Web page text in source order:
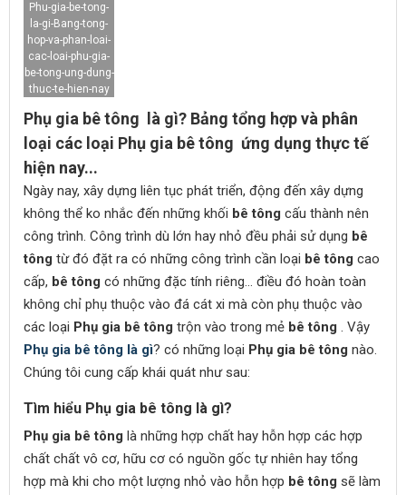
Phu-gia-be-tong-
la-gi-Bang-tong-
hop-va-phan-loai-
cac-loai-phu-gia-
be-tong-ung-dung-
thuc-te-hien-nay
Phụ gia bê tông là gì? Bảng tổng hợp và phân
loại các loại Phụ gia bê tông ứng dụng thực tế
hiện nay...
Ngày nay, xây dựng liên tục phát triển, động đến xây dựng
không thể ko nhắc đến những khối bê tông cấu thành nên
công trình. Công trình dù lớn hay nhỏ đều phải sử dụng bê
tông từ đó đặt ra có những công trình cần loại bê tông cao
cấp, bê tông có những đặc tính riêng... điều đó hoàn toàn
không chỉ phụ thuộc vào đá cát xi mà còn phụ thuộc vào
các loại Phụ gia bê tông trộn vào trong mẻ bê tông . Vậy
Phụ gia bê tông là gì? có những loại Phụ gia bê tông nào.
Chúng tôi cung cấp khái quát như sau:
Tìm hiểu Phụ gia bê tông là gì?
Phụ gia bê tông là những hợp chất hay hỗn hợp các hợp
chất chất vô cơ, hữu cơ có nguồn gốc tự nhiên hay tổng
hợp mà khi cho một lượng nhỏ vào hỗn hợp bê tông sẽ làm